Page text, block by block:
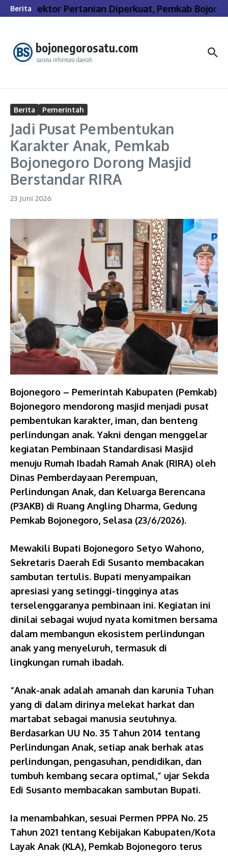
Lewati ke konten
BeritaSektor Pertanian Diperkuat, Pemkab
bojonegorosatu.com
sarana informasi daerah
Berita Pemerintah
Jadi Pusat Pembentukan
Karakter Anak, Pemkab
Bojonegoro Dorong Masjid
Berstandar RIRA
23 Juni 2026
Bojonegoro – Pemerintah Kabupaten (Pemkab)
Bojonegoro mendorong masjid menjadi pusat
pembentukan karakter, iman, dan benteng
perlindungan anak. Yakni dengan menggelar
kegiatan Pembinaan Standardisasi Masjid
menuju Rumah Ibadah Ramah Anak (RIRA) oleh
Dinas Pemberdayaan Perempuan,
Perlindungan Anak, dan Keluarga Berencana
(P3AKB) di Ruang Angling Dharma, Gedung
Pemkab Bojonegoro, Selasa (23/6/2026).
Mewakili Bupati Bojonegoro Setyo Wahono,
Sekretaris Daerah Edi Susanto membacakan
sambutan tertulis. Bupati menyampaikan
apresiasi yang setinggi-tingginya atas
terselenggaranya pembinaan ini. Kegiatan ini
dinilai sebagai wujud nyata komitmen bersama
dalam membangun ekosistem perlindungan
anak yang menyeluruh, termasuk di
lingkungan rumah ibadah.
“Anak-anak adalah amanah dan karunia Tuhan
yang di dalam dirinya melekat harkat dan
martabat sebagai manusia seutuhnya.
Berdasarkan UU No. 35 Tahun 2014 tentang
Perlindungan Anak, setiap anak berhak atas
perlindungan, pengasuhan, pendidikan, dan
tumbuh kembang secara optimal,” ujar Sekda
Edi Susanto membacakan sambutan Bupati.
Ia menambahkan, sesuai Permen PPPA No. 25
Tahun 2021 tentang Kebijakan Kabupaten/Kota
Layak Anak (KLA), Pemkab Bojonegoro terus